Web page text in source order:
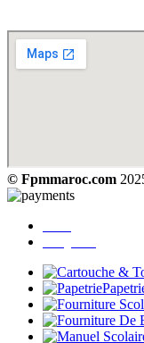
© Fpmmaroc.com